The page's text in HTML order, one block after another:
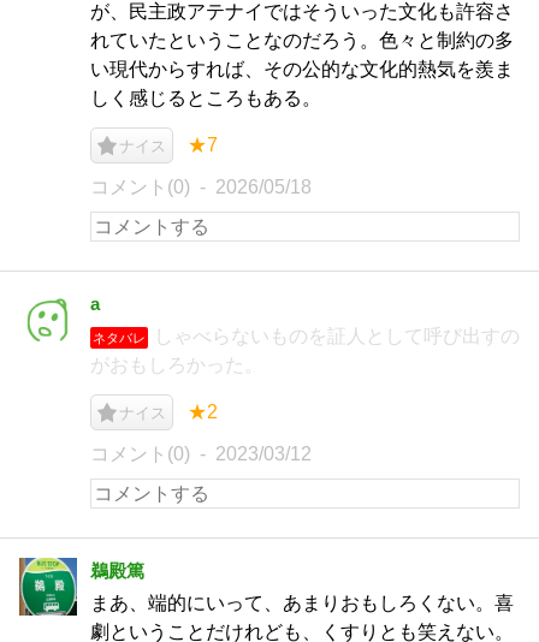
が、民主政アテナイではそういった文化も許容さ
れていたということなのだろう。色々と制約の多
い現代からすれば、その公的な文化的熱気を羨ま
しく感じるところもある。
ナイス ★7
コメント(0) 2026/05/18
a
ネタバレ
しゃべらないものを証人として呼び出すの
がおもしろかった。
ナイス ★2
コメント(0) 2023/03/12
鵜殿篤
まあ、端的にいって、あまりおもしろくない。喜
劇ということだけれども、くすりとも笑えない。